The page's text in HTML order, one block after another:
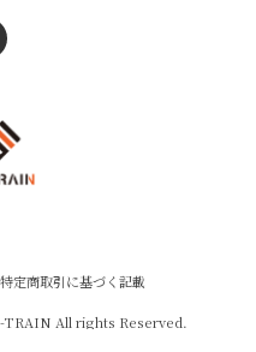
特定商取引に基づく記載
TRAIN All rights Reserved.